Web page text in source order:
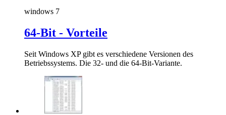
windows 7
64-Bit - Vorteile
Seit Windows XP gibt es verschiedene Versionen des
Betriebssystems. Die 32- und die 64-Bit-Variante.